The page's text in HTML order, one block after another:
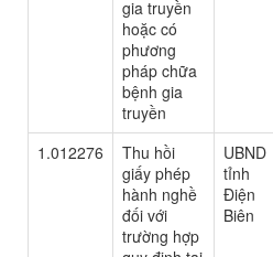
gia truyền
hoặc có
phương
pháp chữa
bệnh gia
truyền
1.012276
Thu hồi
giấy phép
hành nghề
đối với
trường hợp
UBND
tỉnh
Điện
Biên